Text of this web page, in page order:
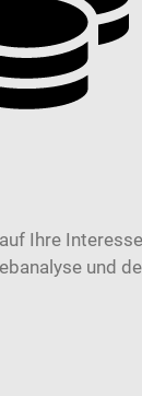
Ihre
und